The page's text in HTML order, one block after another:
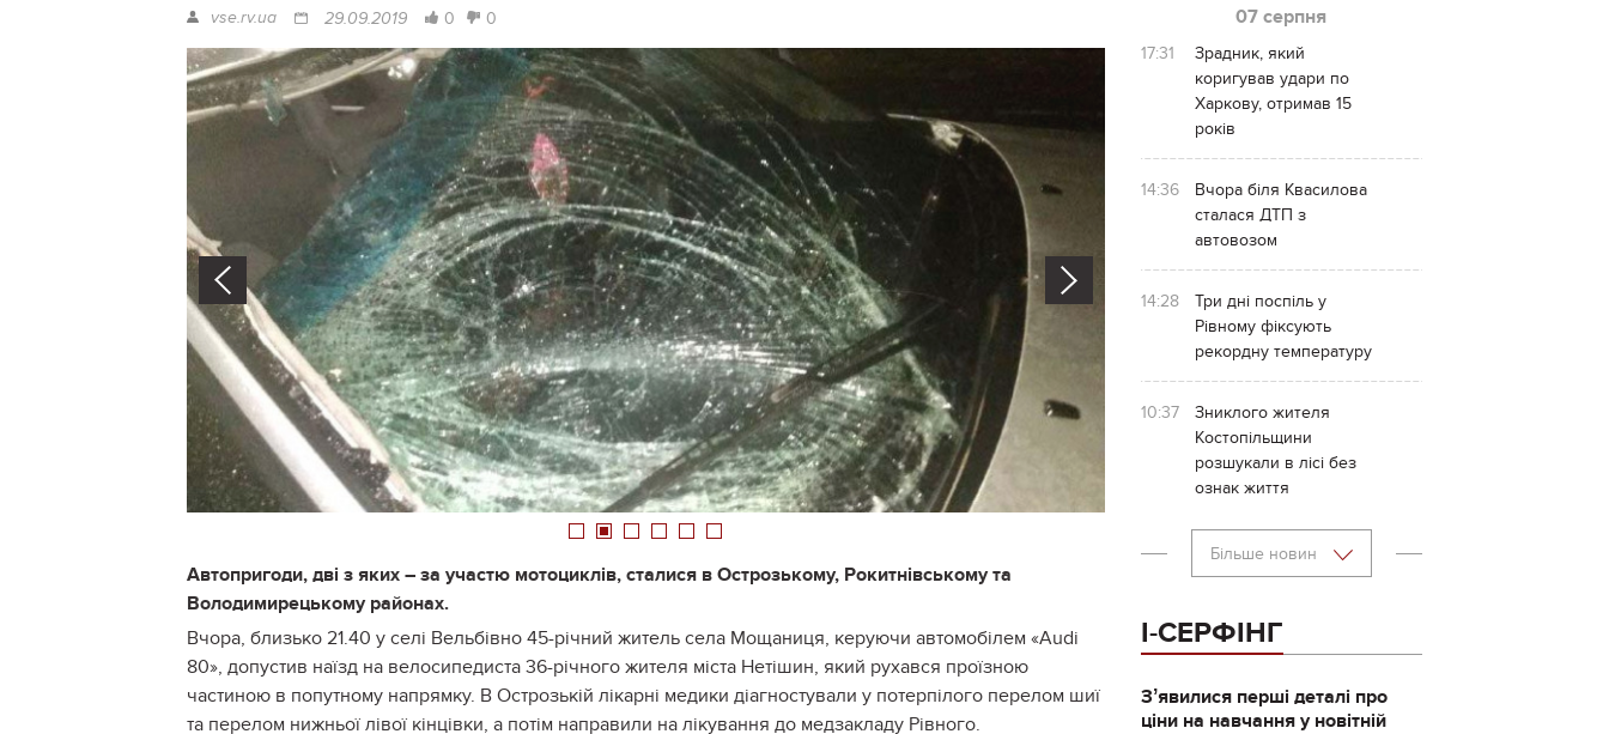
vse.rv.ua 29.09.2019 0 0
Prev
1 2 3 4 5 6
Автопригоди, дві з яких – за участю мотоциклів, сталися в Острозькому, Рокитнівському та
Володимирецькому районах.
Вчора, близько 21.40 у селі Вельбівно 45-річний житель села Мощаниця, керуючи автомобілем «Audi
80», допустив наїзд на велосипедиста 36-річного жителя міста Нетішин, який рухався проїзною
частиною в попутному напрямку. В Острозькій лікарні медики діагностували у потерпілого перелом шиї
та перелом нижньої лівої кінцівки, а потім направили на лікування до медзакладу Рівного.
07 серпня
17:31
Зрадник, який
коригував удари по
Харкову, отримав 15
років
14:36
Вчора біля Квасилова
сталася ДТП з
автовозом
14:28
Три дні поспіль у
Рівному фіксують
рекордну температуру
10:37
Зниклого жителя
Костопільщини
розшукали в лісі без
ознак життя
Більше новин
І-СЕРФІНГ
Зʼявилися перші деталі про
ціни на навчання у новітній